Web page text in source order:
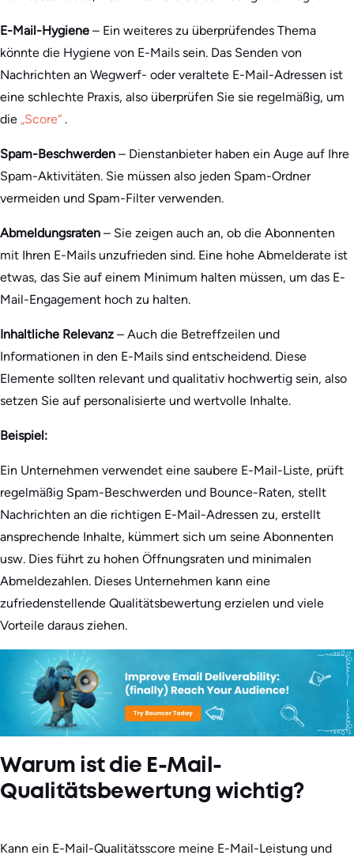
E-Mail-Hygiene – Ein weiteres zu überprüfendes Thema
könnte die Hygiene von E-Mails sein. Das Senden von
Nachrichten an Wegwerf- oder veraltete E-Mail-Adressen ist
eine schlechte Praxis, also überprüfen Sie sie regelmäßig, um
die „Score“ .
Spam-Beschwerden – Dienstanbieter haben ein Auge auf Ihre
Spam-Aktivitäten. Sie müssen also jeden Spam-Ordner
vermeiden und Spam-Filter verwenden.
Abmeldungsraten – Sie zeigen auch an, ob die Abonnenten
mit Ihren E-Mails unzufrieden sind. Eine hohe Abmelderate ist
etwas, das Sie auf einem Minimum halten müssen, um das E-
Mail-Engagement hoch zu halten.
Inhaltliche Relevanz – Auch die Betreffzeilen und
Informationen in den E-Mails sind entscheidend. Diese
Elemente sollten relevant und qualitativ hochwertig sein, also
setzen Sie auf personalisierte und wertvolle Inhalte.
Beispiel:
Ein Unternehmen verwendet eine saubere E-Mail-Liste, prüft
regelmäßig Spam-Beschwerden und Bounce-Raten, stellt
Nachrichten an die richtigen E-Mail-Adressen zu, erstellt
ansprechende Inhalte, kümmert sich um seine Abonnenten
usw. Dies führt zu hohen Öffnungsraten und minimalen
Abmeldezahlen. Dieses Unternehmen kann eine
zufriedenstellende Qualitätsbewertung erzielen und viele
Vorteile daraus ziehen.
Warum ist die E-Mail-
Qualitätsbewertung wichtig?
Kann ein E-Mail-Qualitätsscore meine E-Mail-Leistung und